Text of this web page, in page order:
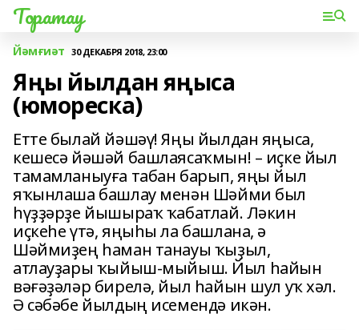
Торатау
Йәмғиәт 30 ДЕКАБРЯ 2018, 23:00
Яңы йылдан яңыса
(юмореска)
Етте былай йәшәү! Яңы йылдан яңыса,
кешесә йәшәй башлаясаҡмын! – иҫке йыл
тамамланыуға табан барып, яңы йыл
яҡынлаша башлау менән Шәйми был
һүҙҙәрҙе йышыраҡ ҡабатлай. Ләкин
иҫкеһе үтә, яңыһы ла башлана, ә
Шәймиҙең һаман танауы ҡыҙыл,
атлауҙары ҡыйыш-мыйыш. Йыл һайын
вәғәҙәләр бирелә, йыл һайын шул уҡ хәл.
Ә сәбәбе йылдың исемендә икән.